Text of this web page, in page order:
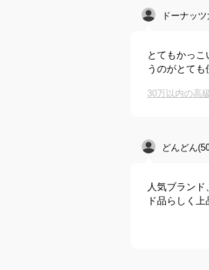
ドーナッ
とてもかっ
うのがとても
どんどん
人気ブラン
ド品らしく